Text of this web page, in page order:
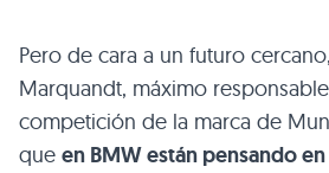
Pero de cara a un futuro
Marquandt, máximo
competición de la marca de
que en BMW están pensando en